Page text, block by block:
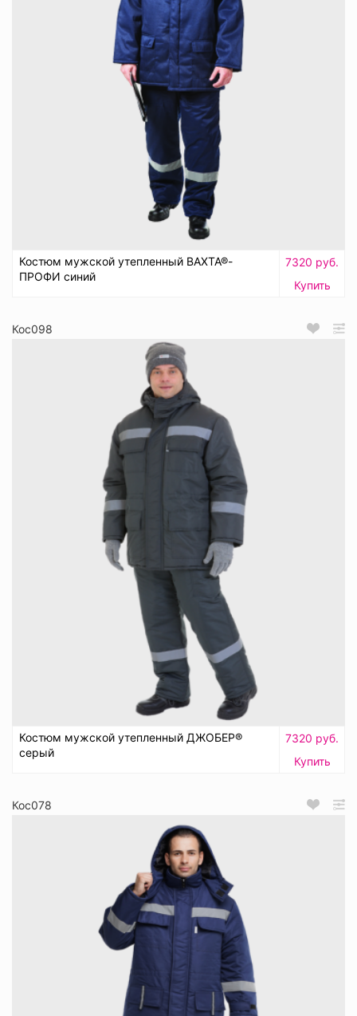
Костюм мужской утепленный ВАХТА®-
ПРОФИ синий
7320 руб.
Купить
Кос098
Костюм мужской утепленный ДЖОБЕР®
серый
7320 руб.
Купить
Кос078